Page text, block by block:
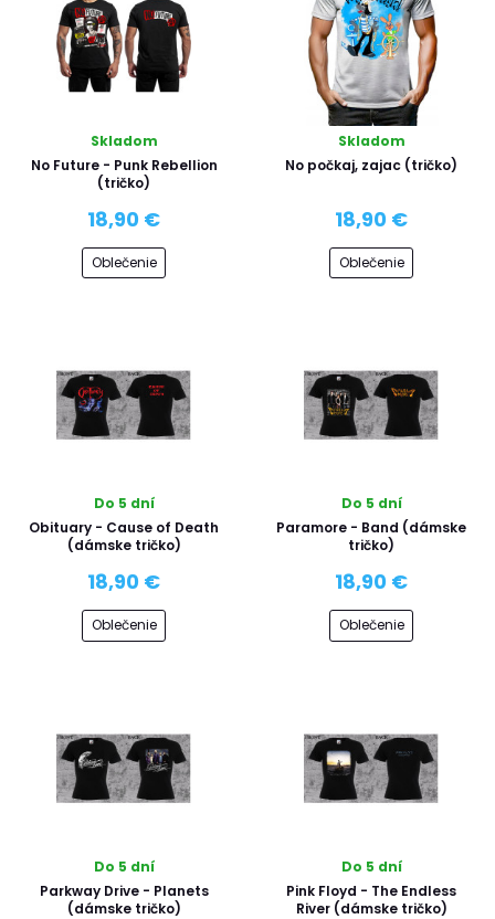
Skladom
No Future - Punk Rebellion
(tričko)
18,90 €
Oblečenie
Skladom
No počkaj, zajac (tričko)
18,90 €
Oblečenie
Do 5 dní
Obituary - Cause of Death
(dámske tričko)
18,90 €
Oblečenie
Do 5 dní
Paramore - Band (dámske
tričko)
18,90 €
Oblečenie
Do 5 dní
Parkway Drive - Planets
(dámske tričko)
Do 5 dní
Pink Floyd - The Endless
River (dámske tričko)